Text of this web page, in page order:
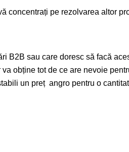
concentrați pe rezolvarea altor
B2B sau care doresc să facă
obține tot de ce are nevoie
un preț angro pentru o